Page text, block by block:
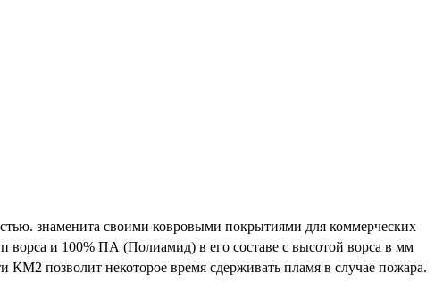
знаменита своими ковровыми покрытиями для коммерческих
ворса и 100% ПА (Полиамид) в его составе с высотой ворса в мм
позволит некоторое время сдерживать пламя в случае пожара.